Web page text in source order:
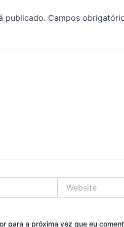
publicado. Campos
para a próxima vez que eu